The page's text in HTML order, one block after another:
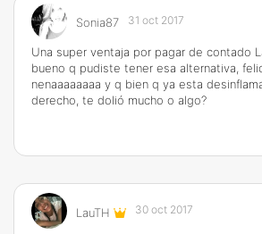
Sonia87 31 oct 2017
Una super ventaja por pagar de contado
bueno q pudiste tener esa alternativa,
nenaaaaaaaa y q bien q ya esta
derecho, te dolió mucho o algo?
LauTH 30 oct 2017